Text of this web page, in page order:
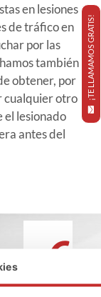
en lesiones
de tráfico en
por las
también
obtener, por
cualquier otro
el lesionado
antes del
Su
¡TE LLAMAMOS GRATIS!